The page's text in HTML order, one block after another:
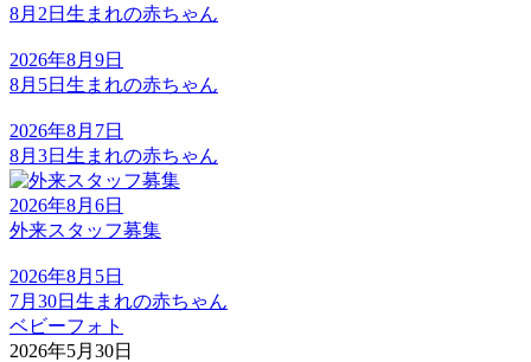
8月2日生まれの赤ちゃん
2026年8月9日
8月5日生まれの赤ちゃん
2026年8月7日
8月3日生まれの赤ちゃん
2026年8月6日
外来スタッフ募集
2026年8月5日
7月30日生まれの赤ちゃん
ベビーフォト
2026年5月30日